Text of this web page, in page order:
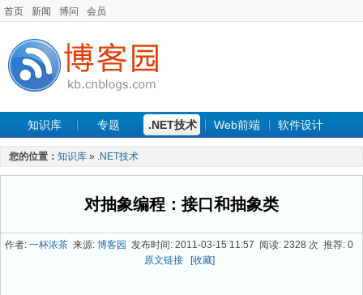
首页 新闻 博问 会员
知识库 专题 .NET技术 Web前端 软件设计
手机开发 软件工程
最新文章
您的位置： 知识库 » .NET技术
对抽象编程：接口和抽象类
作者: 一杯浓茶 来源: 博客园 发布时间: 2011-03-15 11:57 阅读: 2328 次 推荐: 0
原文链接
[收藏]